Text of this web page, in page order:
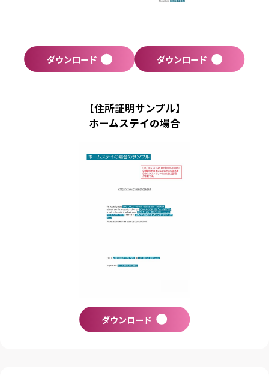
ダウンロード ダウンロード
【住所証明サンプル】
ホームステイの場合
ダウンロード